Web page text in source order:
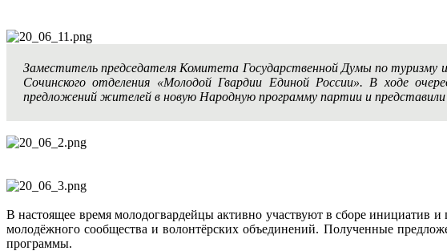
Заместитель председателя Комитета Государственной Думы по
Сочинского отделения «Молодой Гвардии Единой России». В ходе
предложений жителей в новую Народную программу партии и
В настоящее время молодогвардейцы активно участвуют в сборе инициатив
молодёжного сообщества и волонтёрских объединений. Полученные
программы.